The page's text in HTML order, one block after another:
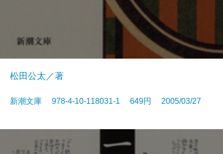
松田公太／著
新潮文庫 978-4-10-118031-1 649円 2005/03/27